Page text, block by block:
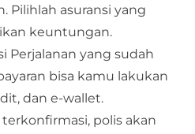
Pilihlah asuransi yang
keuntungan.
Perjalanan yang sudah
bisa kamu lakukan
dan e-wallet.
polis akan